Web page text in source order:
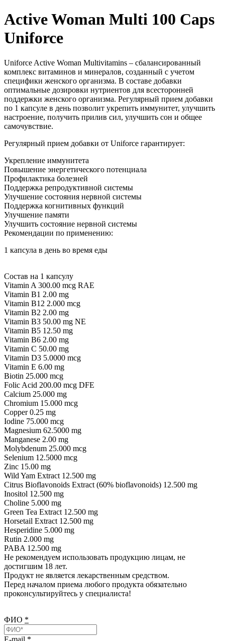
Active Woman Multi 100 Caps
Uniforce
Uniforce Active Woman Multivitamins – сбалансированный
комплекс витаминов и минералов, созданный с учетом
специфики женского организма. В составе добавки
оптимальные дозировки нутриентов для всесторонней
поддержки женского организма. Регулярный прием добавки
по 1 капсуле в день позволит укрепить иммунитет, улучшить
настроение, получить прилив сил, улучшить сон и общее
самочувствие.
Регулярный прием добавки от Uniforce гарантирует:
Укрепление иммунитета
Повышение энергетического потенциала
Профилактика болезней
Поддержка репродуктивной системы
Улучшение состояния нервной системы
Поддержка когнитивных функций
Улучшение памяти
Улучшить состояние нервной системы
Рекомендации по применению:
1 капсула в день во время еды
Состав на 1 капсулу
Vitamin A 300.00 mcg RAE
Vitamin B1 2.00 mg
Vitamin B12 2.000 mcg
Vitamin B2 2.00 mg
Vitamin B3 50.00 mg NE
Vitamin B5 12.50 mg
Vitamin B6 2.00 mg
Vitamin C 50.00 mg
Vitamin D3 5.0000 mcg
Vitamin E 6.00 mg
Biotin 25.000 mcg
Folic Acid 200.00 mcg DFE
Calcium 25.000 mg
Chromium 15.000 mcg
Copper 0.25 mg
Iodine 75.000 mcg
Magnesium 62.5000 mg
Manganese 2.00 mg
Molybdenum 25.000 mcg
Selenium 12.5000 mcg
Zinc 15.00 mg
Wild Yam Extract 12.500 mg
Citrus Bioflavonoids Extract (60% bioflavonoids) 12.500 mg
Inositol 12.500 mg
Choline 5.000 mg
Green Tea Extract 12.500 mg
Horsetail Extract 12.500 mg
Hesperidine 5.000 mg
Rutin 2.000 mg
PABA 12.500 mg
Не рекомендуем использовать продукцию лицам, не
достигшим 18 лет.
Продукт не является лекарственным средством.
Перед началом приема любого продукта обязательно
проконсультируйтесь у специалиста!
ФИО *
E-mail *